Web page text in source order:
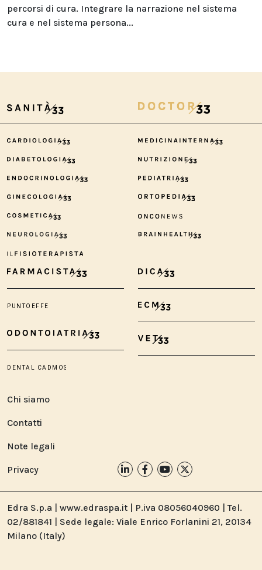
percorsi di cura. Integrare la narrazione nel sistema
cura e nel sistema persona...
Chi siamo
Contatti
Note legali
Privacy
Edra S.p.a | www.edraspa.it | P.iva 08056040960 | Tel.
02/881841 | Sede legale: Viale Enrico Forlanini 21, 20134
Milano (Italy)